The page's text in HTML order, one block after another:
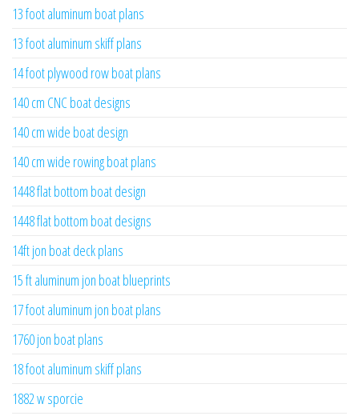
13 foot aluminum boat plans
13 foot aluminum skiff plans
14 foot plywood row boat plans
140 cm CNC boat designs
140 cm wide boat design
140 cm wide rowing boat plans
1448 flat bottom boat design
1448 flat bottom boat designs
14ft jon boat deck plans
15 ft aluminum jon boat blueprints
17 foot aluminum jon boat plans
1760 jon boat plans
18 foot aluminum skiff plans
1882 w sporcie